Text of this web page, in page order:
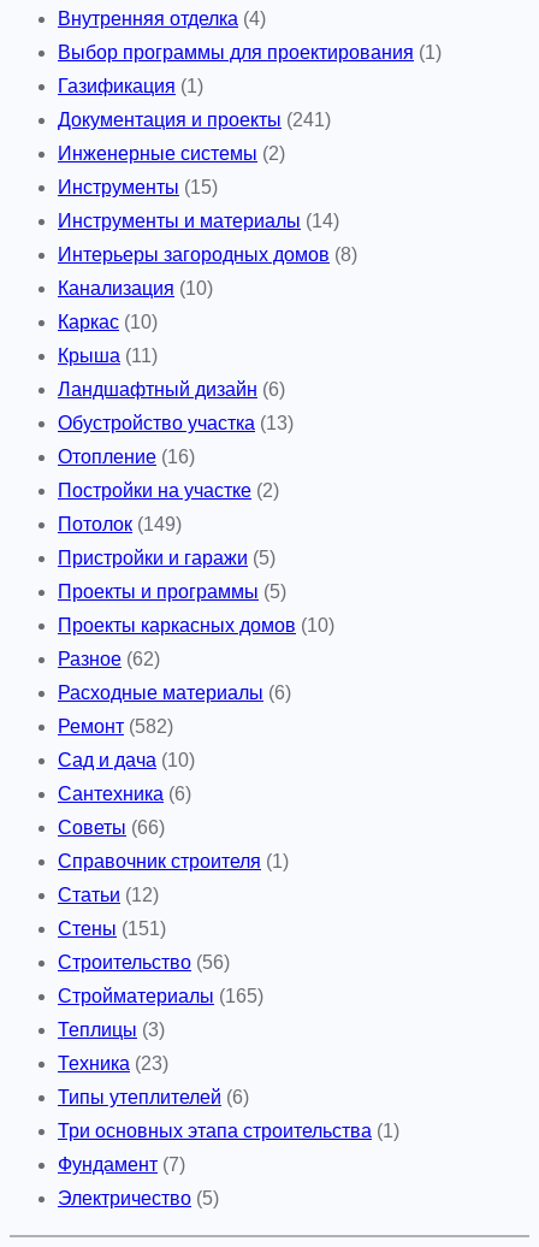
Внутренняя отделка (4)
Выбор программы для проектирования (1)
Газификация (1)
Документация и проекты (241)
Инженерные системы (2)
Инструменты (15)
Инструменты и материалы (14)
Интерьеры загородных домов (8)
Канализация (10)
Каркас (10)
Крыша (11)
Ландшафтный дизайн (6)
Обустройство участка (13)
Отопление (16)
Постройки на участке (2)
Потолок (149)
Пристройки и гаражи (5)
Проекты и программы (5)
Проекты каркасных домов (10)
Разное (62)
Расходные материалы (6)
Ремонт (582)
Сад и дача (10)
Сантехника (6)
Советы (66)
Справочник строителя (1)
Статьи (12)
Стены (151)
Строительство (56)
Стройматериалы (165)
Теплицы (3)
Техника (23)
Типы утеплителей (6)
Три основных этапа строительства (1)
Фундамент (7)
Электричество (5)